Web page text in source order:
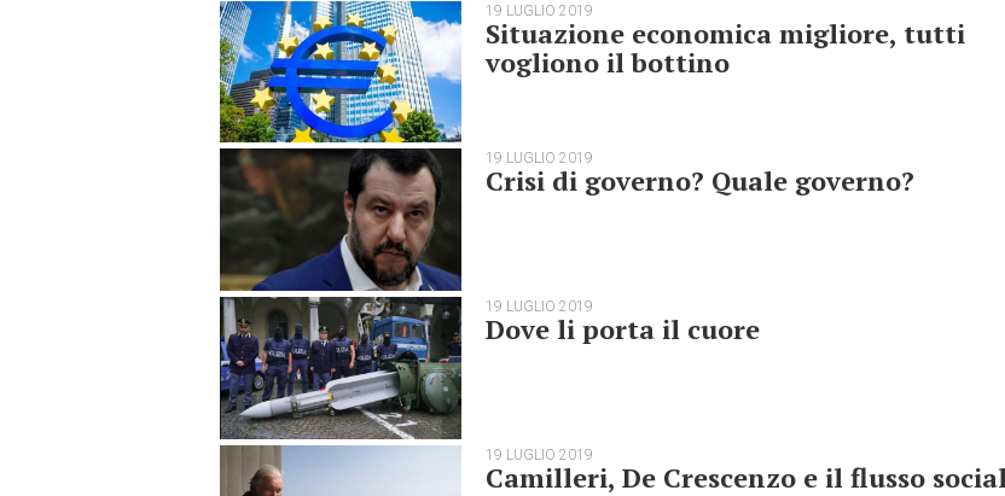
19 LUGLIO 2019
Situazione economica migliore, tutti
vogliono il bottino
19 LUGLIO 2019
Crisi di governo? Quale governo?
19 LUGLIO 2019
Dove li porta il cuore
19 LUGLIO 2019
Camilleri, De Crescenzo e il flusso